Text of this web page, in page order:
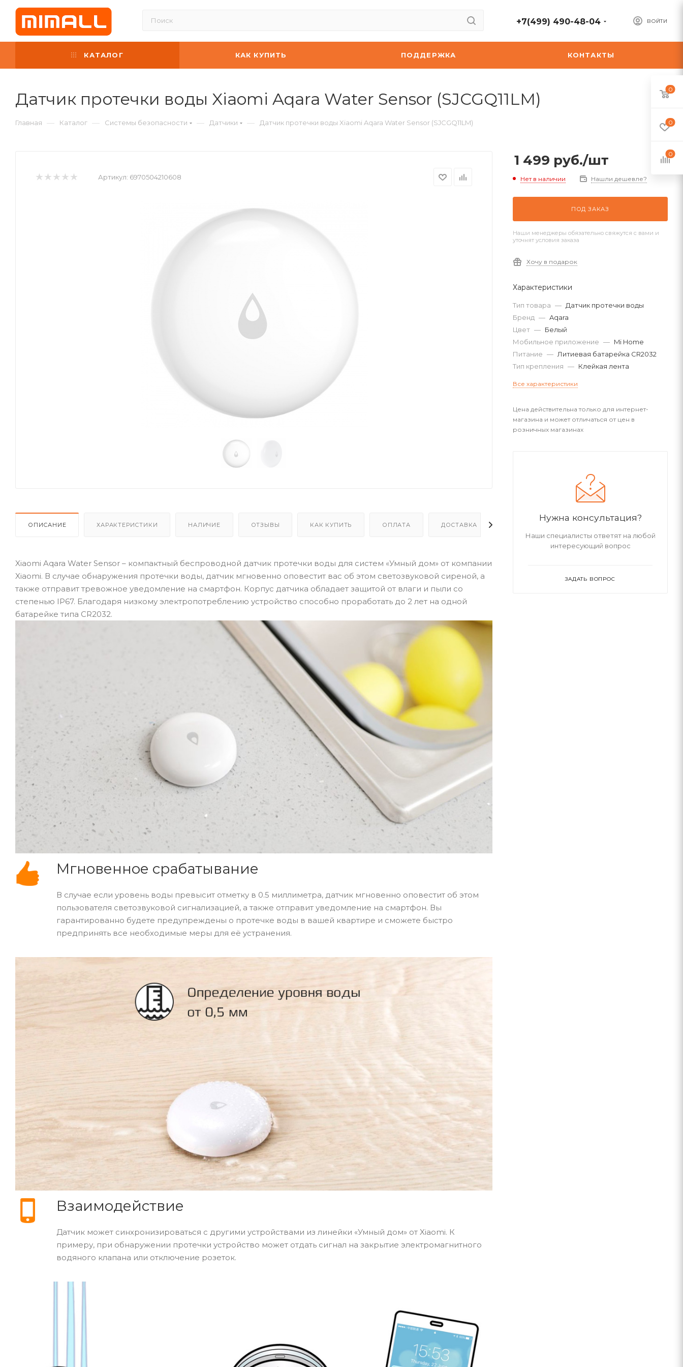
ВОЙТИ
+7(499) 490-48-04
КАТАЛОГ КАК КУПИТЬ ПОДДЕРЖКА КОНТАКТЫ
Датчик протечки воды Xiaomi Aqara Water Sensor (SJCGQ11LM)
Главная — Каталог — Системы безопасности — Датчики — Датчик протечки воды Xiaomi Aqara Water Sensor (SJCGQ11LM)
Артикул: 6970504210608
ОПИСАНИЕ ХАРАКТЕРИСТИКИ НАЛИЧИЕ ОТЗЫВЫ КАК КУПИТЬ ОПЛАТА ДОСТАВКА
Xiaomi Aqara Water Sensor – компактный беспроводной датчик протечки воды для систем «Умный дом» от компании
Xiaomi. В случае обнаружения протечки воды, датчик мгновенно оповестит вас об этом светозвуковой сиреной, а
также отправит тревожное уведомление на смартфон. Корпус датчика обладает защитой от влаги и пыли со
степенью IP67. Благодаря низкому электропотреблению устройство способно проработать до 2 лет на одной
батарейке типа CR2032.
Мгновенное срабатывание
В случае если уровень воды превысит отметку в 0.5 миллиметра, датчик мгновенно оповестит об этом
пользователя светозвуковой сигнализацией, а также отправит уведомление на смартфон. Вы
гарантированно будете предупреждены о протечке воды в вашей квартире и сможете быстро
предпринять все необходимые меры для её устранения.
Взаимодействие
Датчик может синхронизироваться с другими устройствами из линейки «Умный дом» от Xiaomi. К
примеру, при обнаружении протечки устройство может отдать сигнал на закрытие электромагнитного
водяного клапана или отключение розеток.
1 499 руб./шт
Нет в наличии Нашли дешевле?
ПОД ЗАКАЗ
Наши менеджеры обязательно свяжутся с вами и
уточнят условия заказа
Хочу в подарок
Характеристики
Тип товара — Датчик протечки воды
Бренд — Aqara
Цвет — Белый
Мобильное приложение — Mi Home
Питание — Литиевая батарейка CR2032
Тип крепления — Клейкая лента
Все характеристики
Цена действительна только для интернет-
магазина и может отличаться от цен в
розничных магазинах
Нужна консультация?
Наши специалисты ответят на любой
интересующий вопрос
ЗАДАТЬ ВОПРОС
0
0
0